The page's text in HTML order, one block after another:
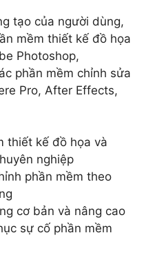
tạo của người dùng,
mềm thiết kế đồ họa
Photoshop,
phần mềm chỉnh sửa
Pro, After Effects,
thiết kế đồ họa và
nghiệp
phần mềm theo
cơ bản và nâng cao
sự cố phần mềm